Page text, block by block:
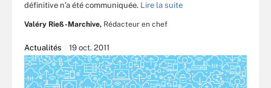
définitive n’a été communiquée. Lire la suite
Valéry Rieß-Marchive, Rédacteur en chef
Actualités 19 oct. 2011